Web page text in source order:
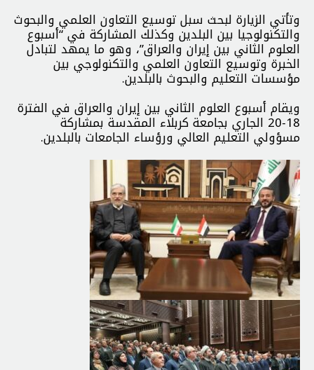
وتأتي الزيارة لبحث سبل توسيع التعاون العلمي والبحوث
والتكنولوجيا بين البلدين وكذلك المشاركة في “أسبوع
العلوم الثاني بين إيران والعراق”، وهو ما يمهد لتبادل
الخبرة وتوسيع التعاون العلمي والتكنولوجي بين
مؤسسات التعليم والبحوث بالبلدين.
ويقام أسبوع العلوم الثاني بين إيران والعراق في الفترة
18-20 الجاري بجامعة كربلاء المقدسة بمشاركة
مسؤولي التعليم العالي ورؤساء الجامعات بالبلدين.